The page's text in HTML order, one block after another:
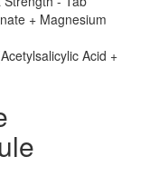
+ Magnesium
Acid +